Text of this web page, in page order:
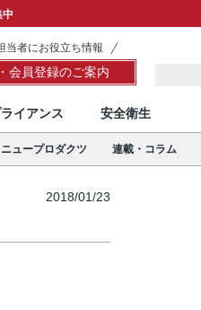
当者にお役立ち情報
会員登録のご案内
イアンス 安全衛生
ニュープロダクツ 連載・コラム
2018/01/23